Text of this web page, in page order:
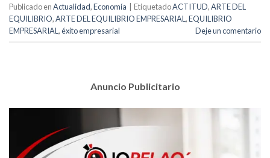
Publicado enActualidad,Economía EtiquetadoACTITUD,ARTE DEL
EQUILIBRIO,ARTE DEL EQUILIBRIO EMPRESARIAL,EQUILIBRIO
EMPRESARIAL,éxito empresarial Deje un comentario
Anuncio Publicitario